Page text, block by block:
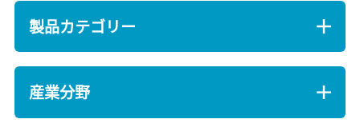
製品カテゴリー
産業分野